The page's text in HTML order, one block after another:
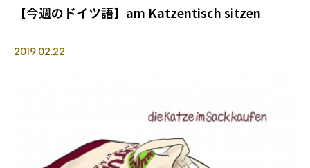
【今週のドイツ語】am Katzentisch sitzen
2019.02.22